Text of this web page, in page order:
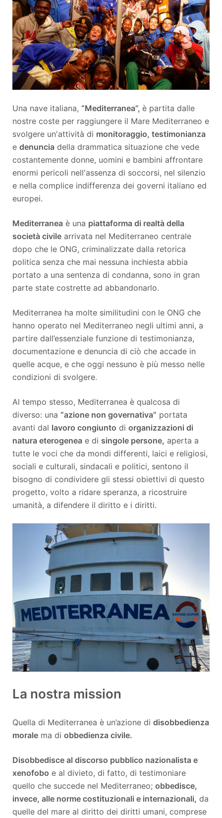
Una nave italiana, “Mediterranea”, è partita dalle
nostre coste per raggiungere il Mare Mediterraneo e
svolgere un'attività di monitoraggio, testimonianza
e denuncia della drammatica situazione che vede
costantemente donne, uomini e bambini affrontare
enormi pericoli nell'assenza di soccorsi, nel silenzio
e nella complice indifferenza dei governi italiano ed
europei.
Mediterranea è una piattaforma di realtà della
società civile arrivata nel Mediterraneo centrale
dopo che le ONG, criminalizzate dalla retorica
politica senza che mai nessuna inchiesta abbia
portato a una sentenza di condanna, sono in gran
parte state costrette ad abbandonarlo.
Mediterranea ha molte similitudini con le ONG che
hanno operato nel Mediterraneo negli ultimi anni, a
partire dall’essenziale funzione di testimonianza,
documentazione e denuncia di ciò che accade in
quelle acque, e che oggi nessuno è più messo nelle
condizioni di svolgere.
Al tempo stesso, Mediterranea è qualcosa di
diverso: una “azione non governativa” portata
avanti dal lavoro congiunto di organizzazioni di
natura eterogenea e di singole persone, aperta a
tutte le voci che da mondi differenti, laici e religiosi,
sociali e culturali, sindacali e politici, sentono il
bisogno di condividere gli stessi obiettivi di questo
progetto, volto a ridare speranza, a ricostruire
umanità, a difendere il diritto e i diritti.
La nostra mission
Quella di Mediterranea è un’azione di disobbedienza
morale ma di obbedienza civile.
Disobbedisce al discorso pubblico nazionalista e
xenofobo e al divieto, di fatto, di testimoniare
quello che succede nel Mediterraneo; obbedisce,
invece, alle norme costituzionali e internazionali, da
quelle del mare al diritto dei diritti umani, comprese